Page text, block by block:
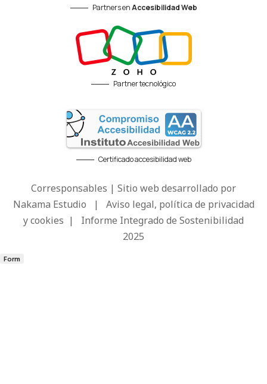
Partners enAccesibilidad Web
Partner tecnológico
Certificado accesibilidad web
Corresponsables | Sitio web desarrollado por
Nakama Estudio | Aviso legal, política de privacidad
y cookies | Informe Integrado de Sostenibilidad
2025
Form